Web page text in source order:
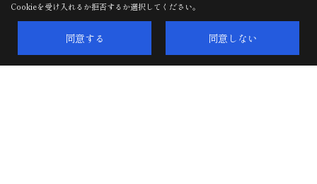
Cookieを受け入れるか拒否するか選択してください。
同意する 同意しない